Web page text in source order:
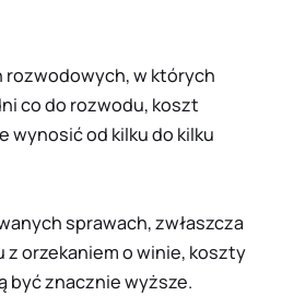
rozwodowych, w których
co do rozwodu, koszt
wynosić od kilku do kilku
sprawach, zwłaszcza
orzekaniem o winie, koszty
być znacznie wyższe.